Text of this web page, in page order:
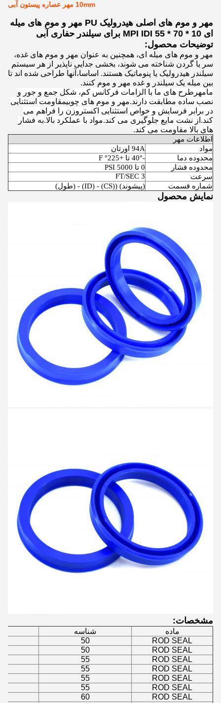
10mm مهر عصاره پیستون آبی
مهر و موم های اصلی هیدرولیک PU مهر و موم های میله
ای MPI IDI 55 * 70 * 10 برای سیلندر حفاری آبی
توضیحات محصول:
مهر و موم های میله ای، همچنین به عنوان مهر و موم های غده،
سر یا گردن شناخته می شوند، بخشی جدایی ناپذیر از هر سیستم
سیلندر هیدرولیک یا پنوماتیک هستند. اساسا،آنها طراحی شده اند تا
بین میله یک سیلندر و غده مهر و موم کنند.
مامهر طرح های ما با الزامات فرکانس کم، شکل جمع و جور و
نصب ساده مطابقت دارند.مهر و موم های چوبیمقاومت استثنایی
در برابر فرسایش و خواص استثنایی اکستروزن را فراهم می
کند.از نشت مایع جلوگیری می کند.مواد با عملکرد بالا.به فشار
های بالا مقاومت می کند.
اطلاعات مهر
مواد
94A اورتان
محدوده دما
-40° تا +225° F
محدوده فشار
0 تا 5000 PSI
سرعت
3 FT/SEC
شماره قسمت
(پیشوند) ((CS) - (ID) - (طول)
نمایش محصول
مشخصات:
ماده
شناسه
ROD SEAL
50
ROD SEAL
50
ROD SEAL
55
ROD SEAL
55
ROD SEAL
55
ROD SEAL
55
ROD SEAL
60